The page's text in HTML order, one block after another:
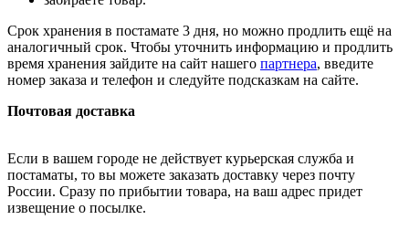
Срок хранения в постамате 3 дня, но можно продлить ещё на
аналогичный срок. Чтобы уточнить информацию и продлить
время хранения зайдите на сайт нашего партнера, введите
номер заказа и телефон и следуйте подсказкам на сайте.
Почтовая доставка
Если в вашем городе не действует курьерская служба и
постаматы, то вы можете заказать доставку через почту
России. Сразу по прибытии товара, на ваш адрес придет
извещение о посылке.